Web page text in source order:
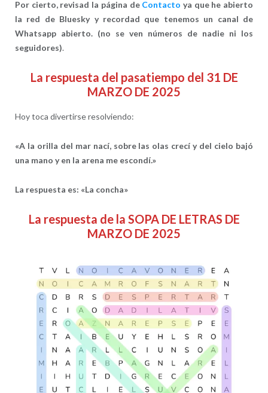
Por cierto, revisad la página de Contacto ya que he abierto
la red de Bluesky y recordad que tenemos un canal de
Whatsapp abierto. (no se ven números de nadie ni los
seguidores).
La respuesta del pasatiempo del 31 DE
MARZO DE 2025
Hoy toca divertirse resolviendo:
«A la orilla del mar nací, sobre las olas crecí y del cielo bajó
una mano y en la arena me escondí.»
La respuesta es: «La concha»
La respuesta de la SOPA DE LETRAS DE
MARZO DE 2025